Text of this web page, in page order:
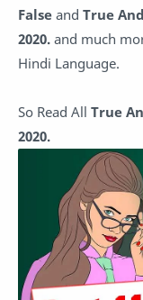
False and True
2020. and much
Hindi Language.
So Read All True
2020.